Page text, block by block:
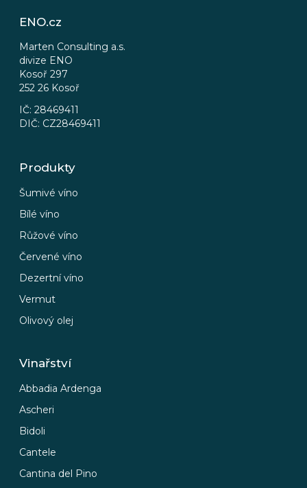
ENO.cz
Marten Consulting a.s.
divize ENO
Kosoř 297
252 26 Kosoř
IČ: 28469411
DIČ: CZ28469411
Produkty
Šumivé víno
Bílé víno
Růžové víno
Červené víno
Dezertní víno
Vermut
Olivový olej
Vinařství
Abbadia Ardenga
Ascheri
Bidoli
Cantele
Cantina del Pino